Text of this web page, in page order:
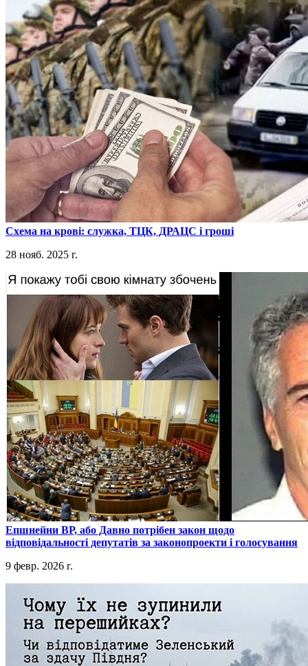
​Схема на крові: служка, ТЦК, ДРАЦС і гроші
28 нояб. 2025 г.
​Епшнейни ВР, або Давно потрібен закон щодо
відповідальності депутатів за законопроекти і голосування
9 февр. 2026 г.